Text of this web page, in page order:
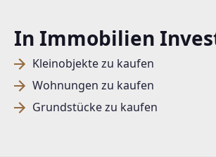
In Immobilien
Kleinobjekte zu kaufen
Wohnungen zu kaufen
Grundstücke zu kaufen